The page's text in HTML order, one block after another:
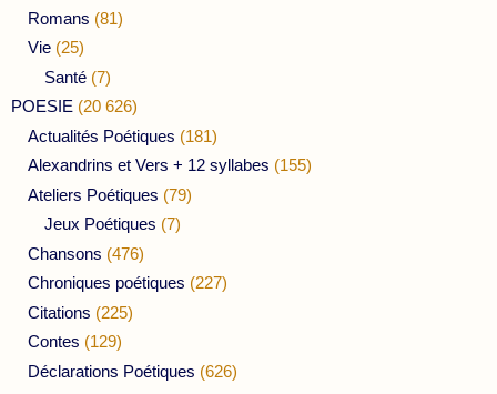
Romans (81)
Vie (25)
Santé (7)
POESIE (20 626)
Actualités Poétiques (181)
Alexandrins et Vers + 12 syllabes (155)
Ateliers Poétiques (79)
Jeux Poétiques (7)
Chansons (476)
Chroniques poétiques (227)
Citations (225)
Contes (129)
Déclarations Poétiques (626)